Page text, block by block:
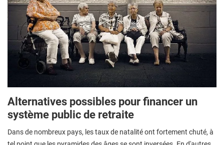
Alternatives possibles pour financer un
système public de retraite
Dans de nombreux pays, les taux de natalité ont fortement chuté, à